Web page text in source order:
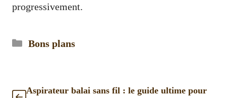
progressivement.
Catégories
Bons plans
Aspirateur balai sans fil : le guide ultime pour